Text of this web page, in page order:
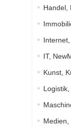
Handel,
IT,
Kunst,
Medien,